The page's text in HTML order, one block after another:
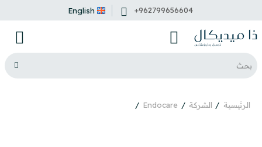
+962799656604
English
الرئيسية الشركة Endocare